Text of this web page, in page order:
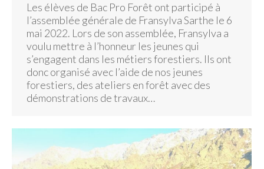
Les élèves de Bac Pro Forêt ont participé à
l’assemblée générale de Fransylva Sarthe le 6
mai 2022. Lors de son assemblée, Fransylva a
voulu mettre à l’honneur les jeunes qui
s’engagent dans les métiers forestiers. Ils ont
donc organisé avec l’aide de nos jeunes
forestiers, des ateliers en forêt avec des
démonstrations de travaux…